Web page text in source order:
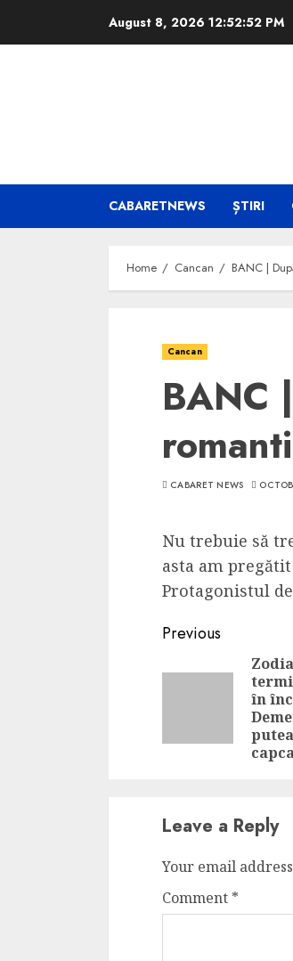
August 8, 2026 12:52:53 PM
CABARETNEWS ȘTIRI
Home Cancan BANC |
Cancan
BANC
CABARET NEWS
Nu trebuie să
asta am
Protagonistul
Continue
Reading
Previous
în
Leave a Reply
Your email
Comment *